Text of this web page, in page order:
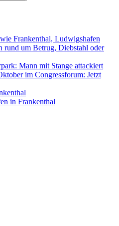
Frankenthal, Ludwigshafen
rund um Betrug, Diebstahl oder
Mann mit Stange attackiert
im Congressforum: Jetzt
in Frankenthal